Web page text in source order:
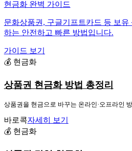
현금화 완벽 가이드
문화상품권, 구글기프트카드 등 보
하는 안전하고 빠른 방법입니다.
가이드 보기
💰 현금화
상품권 현금화 방법 총정리
상품권을 현금으로 바꾸는 온라인·오프라인
바로콕자세히 보기
💰 현금화